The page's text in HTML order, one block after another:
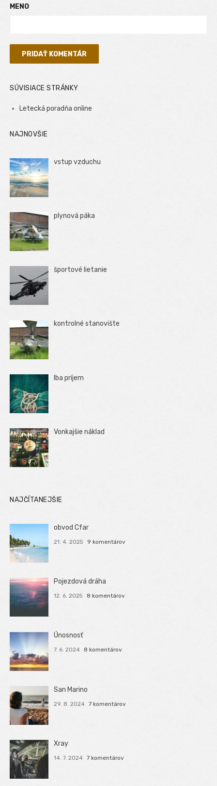
MENO
SÚVISIACE STRÁNKY
Letecká poradňa online
NAJNOVŠIE
vstup vzduchu
plynová páka
športové lietanie
kontrolné stanovište
Iba príjem
Vonkajšie náklad
NAJČÍTANEJŠIE
obvod Cfar
21. 4. 2025 9 komentárov
Pojezdová dráha
12. 6. 2025 8 komentárov
Únosnosť
7. 6. 2024 8 komentárov
San Marino
29. 8. 2024 7 komentárov
Xray
14. 7. 2024 7 komentárov